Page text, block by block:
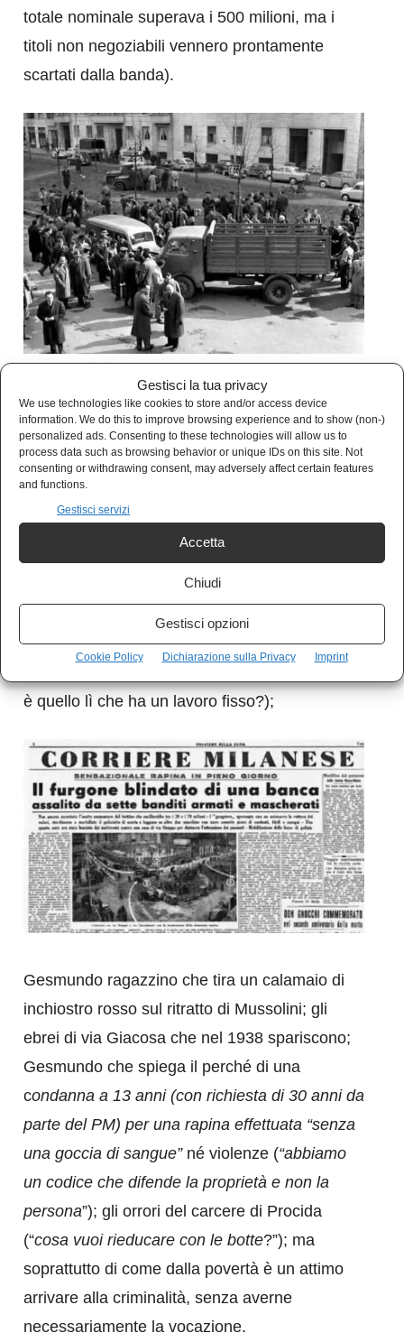
Gestisci la tua privacy
We use technologies like cookies to store and/or access device
information. We do this to improve browsing experience and to show (non-)
personalized ads. Consenting to these technologies will allow us to
process data such as browsing behavior or unique IDs on this site. Not
consenting or withdrawing consent, may adversely affect certain features
and functions.
Gestisci servizi
Accetta
Chiudi
Gestisci opzioni
Cookie Policy Dichiarazione sulla Privacy Imprint
totale nominale superava i 500 milioni, ma i
titoli non negoziabili vennero prontamente
scartati dalla banda).
La scena del crimine
Come sempre accade in questi casi la realtà si
confonde col mito e con la fanfaronata: nella
banda c’erano ex partigiani gappisti e criminali
periodo erano tutti ex qualcosa, e forse anche
andate a lavorare!”
signora, io sto lavorando
sette tute blu da operaio indossate per passare
è quello lì che ha un lavoro fisso?);
Gesmundo ragazzino che tira un calamaio di
inchiostro rosso sul ritratto di Mussolini; gli
ebrei di via Giacosa che nel 1938 spariscono;
Gesmundo che spiega il perché di una
condanna a 13 anni (con richiesta di 30 anni da
parte del PM) per una rapina effettuata “senza
una goccia di sangue”né violenze (“abbiamo
un codice che difende la proprietà e non la
persona”); gli orrori del carcere di Procida
(“cosa vuoi rieducare con le botte?”); ma
soprattutto di come dalla povertà è un attimo
arrivare alla criminalità, senza averne
necessariamente la vocazione.